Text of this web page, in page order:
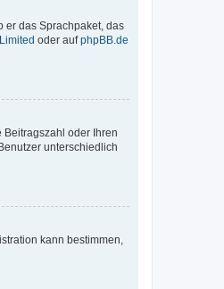
er das Sprachpaket, das
oder aufphpBB.de
Beitragszahl oder Ihren
unterschiedlich
kann bestimmen,